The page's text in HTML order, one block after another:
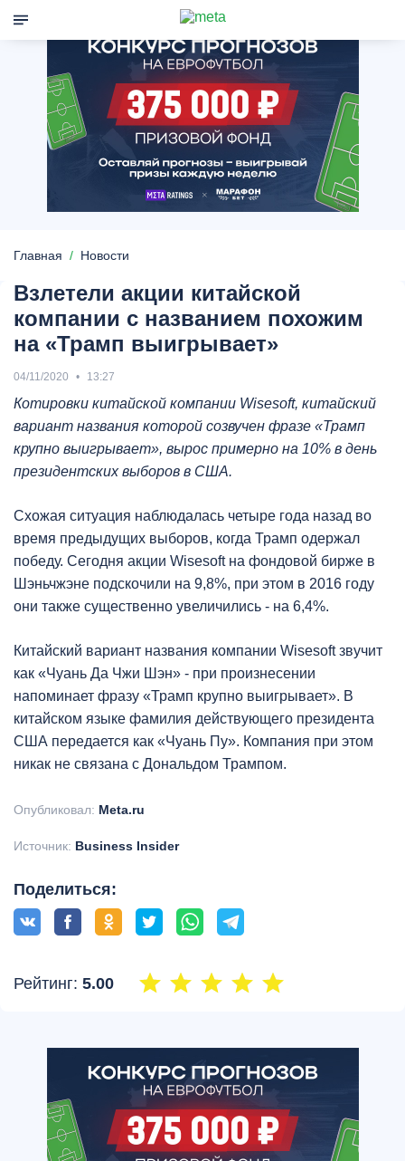
Главная Новости
Взлетели акции китайской
компании с названием похожим
на «Трамп выигрывает»
04/11/2020 13:27
Котировки китайской компании Wisesoft, китайский
вариант названия которой созвучен фразе «Трамп
крупно выигрывает», вырос примерно на 10% в день
президентских выборов в США.
Схожая ситуация наблюдалась четыре года назад во
время предыдущих выборов, когда Трамп одержал
победу. Сегодня акции Wisesoft на фондовой бирже в
Шэньчжэне подскочили на 9,8%, при этом в 2016 году
они также существенно увеличились - на 6,4%.
Китайский вариант названия компании Wisesoft звучит
как «Чуань Да Чжи Шэн» - при произнесении
напоминает фразу «Трамп крупно выигрывает». В
китайском языке фамилия действующего президента
США передается как «Чуань Пу». Компания при этом
никак не связана с Дональдом Трампом.
Опубликовал: Meta.ru
Источник: Business Insider
Поделиться:
Рейтинг: 5.00